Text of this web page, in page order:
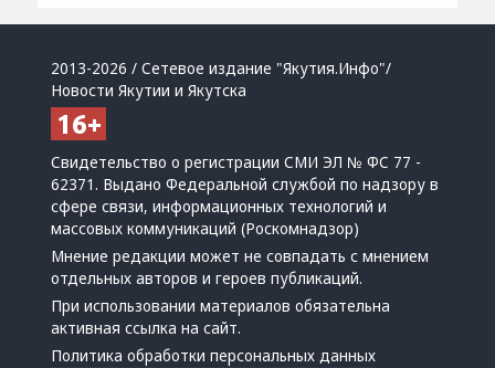
2013-2026 / Сетевое издание "Якутия.Инфо"/
Новости Якутии и Якутска
Свидетельство о регистрации СМИ ЭЛ № ФС 77 -
62371. Выдано Федеральной службой по надзору в
сфере связи, информационных технологий и
массовых коммуникаций (Роскомнадзор)
Мнение редакции может не совпадать с мнением
отдельных авторов и героев публикаций.
При использовании материалов обязательна
активная ссылка на сайт.
Политика обработки персональных данных